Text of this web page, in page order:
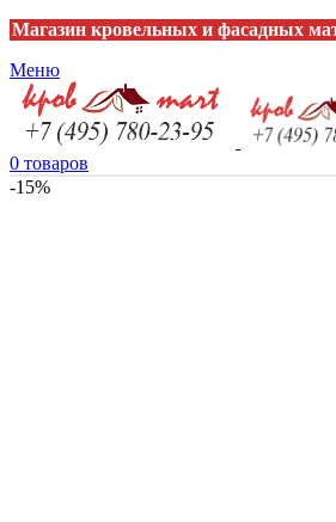
Магазин кровельных и фасадных
Меню
0 товаров
-15%